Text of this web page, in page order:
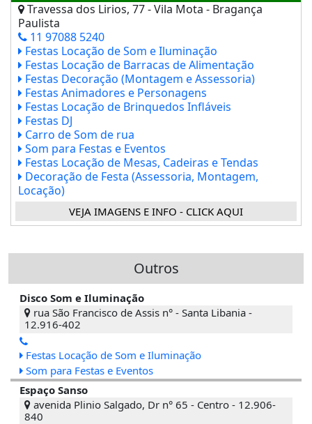
Travessa dos Lirios, 77 - Vila Mota - Bragança
Paulista
11 97088 5240
Festas Locação de Som e Iluminação
Festas Locação de Barracas de Alimentação
Festas Decoração (Montagem e Assessoria)
Festas Animadores e Personagens
Festas Locação de Brinquedos Infláveis
Festas DJ
Carro de Som de rua
Som para Festas e Eventos
Festas Locação de Mesas, Cadeiras e Tendas
Decoração de Festa (Assessoria, Montagem,
Locação)
VEJA IMAGENS E INFO - CLICK AQUI
Outros
Disco Som e Iluminação
rua São Francisco de Assis n° - Santa Libania -
12.916-402
Festas Locação de Som e Iluminação
Som para Festas e Eventos
Espaço Sanso
avenida Plinio Salgado, Dr n° 65 - Centro - 12.906-
840